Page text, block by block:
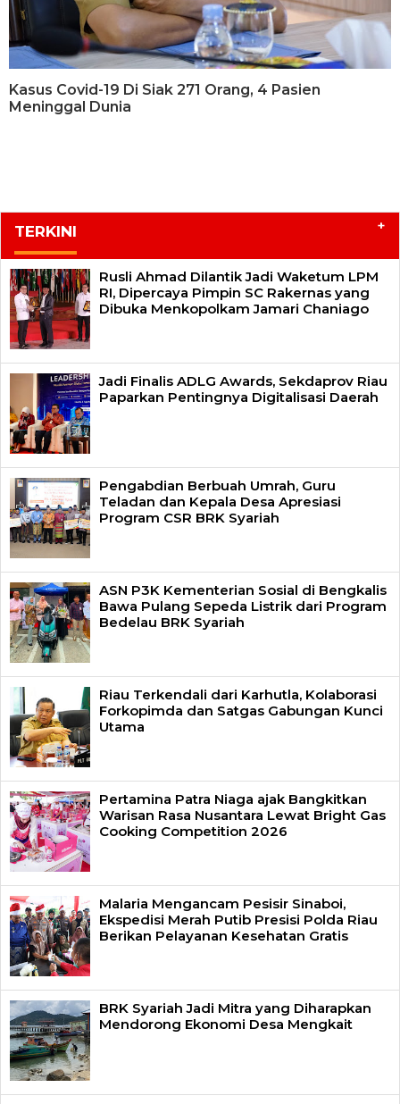
Kasus Covid-19 Di Siak 271 Orang, 4 Pasien
Meninggal Dunia
TERKINI +
Rusli Ahmad Dilantik Jadi Waketum LPM
RI, Dipercaya Pimpin SC Rakernas yang
Dibuka Menkopolkam Jamari Chaniago
Jadi Finalis ADLG Awards, Sekdaprov Riau
Paparkan Pentingnya Digitalisasi Daerah
Pengabdian Berbuah Umrah, Guru
Teladan dan Kepala Desa Apresiasi
Program CSR BRK Syariah
ASN P3K Kementerian Sosial di Bengkalis
Bawa Pulang Sepeda Listrik dari Program
Bedelau BRK Syariah
Riau Terkendali dari Karhutla, Kolaborasi
Forkopimda dan Satgas Gabungan Kunci
Utama
Pertamina Patra Niaga ajak Bangkitkan
Warisan Rasa Nusantara Lewat Bright Gas
Cooking Competition 2026
Malaria Mengancam Pesisir Sinaboi,
Ekspedisi Merah Putib Presisi Polda Riau
Berikan Pelayanan Kesehatan Gratis
BRK Syariah Jadi Mitra yang Diharapkan
Mendorong Ekonomi Desa Mengkait